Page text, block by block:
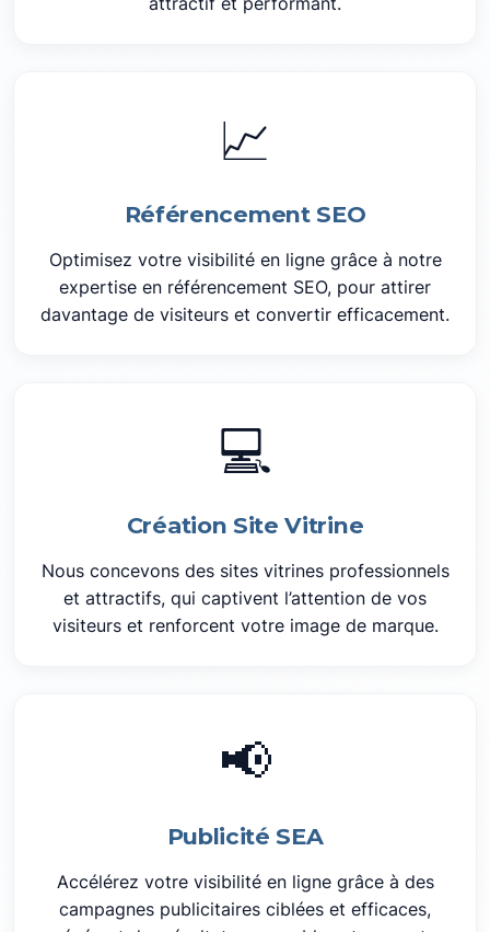
📈
Référencement SEO
Optimisez votre visibilité en ligne grâce à notre
expertise en référencement SEO, pour attirer
davantage de visiteurs et convertir efficacement.
💻
Création Site Vitrine
Nous concevons des sites vitrines professionnels
et attractifs, qui captivent l’attention de vos
visiteurs et renforcent votre image de marque.
📢
Publicité SEA
Accélérez votre visibilité en ligne grâce à des
campagnes publicitaires ciblées et efficaces,